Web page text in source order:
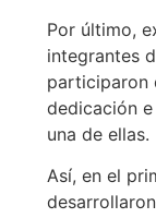
Por último,
integrantes
participaron
dedicación
una de ellas.
Así, en el